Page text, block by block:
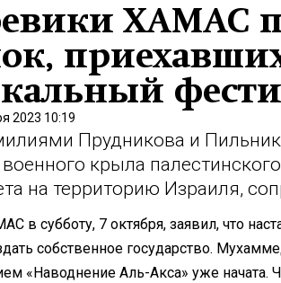
ХАМАС
2023 10:19
Прудникова и
крыла
на территорию Израиля,
в субботу, 7 октября, заявил, что
собственное государство.
«Наводнение Аль-Акса» уже начата.